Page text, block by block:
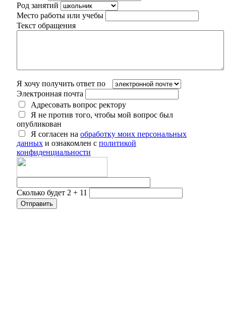
Род занятий
Место работы или учебы
Текст обращения
Я хочу получить ответ по
Электронная почта
Адресовать вопрос ректору
Я не против того, чтобы мой вопрос был
опубликован
Я согласен на обработку моих персональных
данных и ознакомлен с политикой
конфиденциальности
Сколько будет 2 + 11